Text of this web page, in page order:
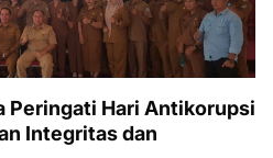
Peringati Hari Antikorupsi
Integritas dan